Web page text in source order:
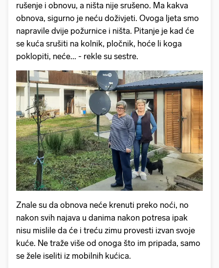
rušenje i obnovu, a ništa nije srušeno. Ma kakva
obnova, sigurno je neću doživjeti. Ovoga ljeta smo
napravile dvije požurnice i ništa. Pitanje je kad će
se kuća srušiti na kolnik, pločnik, hoće li koga
poklopiti, neće... - rekle su sestre.
Znale su da obnova neće krenuti preko noći, no
nakon svih najava u danima nakon potresa ipak
nisu mislile da će i treću zimu provesti izvan svoje
kuće. Ne traže više od onoga što im pripada, samo
se žele iseliti iz mobilnih kućica.